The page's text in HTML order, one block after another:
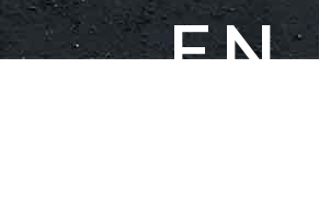
EN